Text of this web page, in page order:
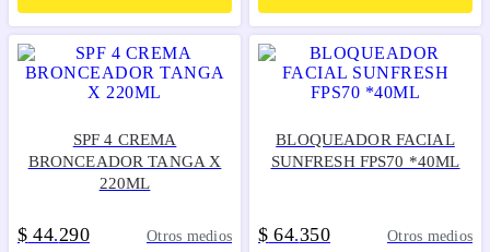
SPF 4 CREMA
BRONCEADOR TANGA X
220ML
$ 44.290 Otros medios
BLOQUEADOR FACIAL
SUNFRESH FPS70 *40ML
$ 64.350 Otros medios